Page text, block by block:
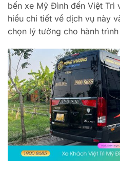
bến xe Mỹ Đình đến Việt Trì
hiểu chi tiết về dịch vụ này
chọn lý tưởng cho hành